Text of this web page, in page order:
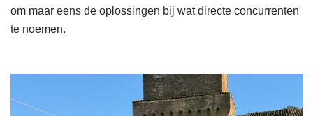
om maar eens de oplossingen bij wat directe concurrenten
te noemen.